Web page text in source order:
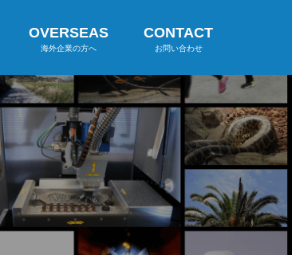
OVERSEAS
海外企業の方へ
CONTACT
お問い合わせ